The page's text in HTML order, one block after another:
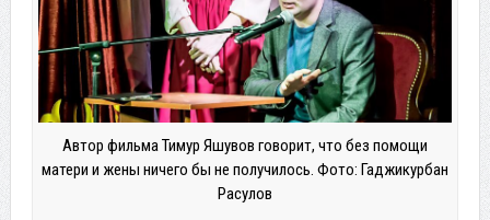
Автор фильма Тимур Яшувов говорит, что без помощи
матери и жены ничего бы не получилось. Фото: Гаджикурбан
Расулов